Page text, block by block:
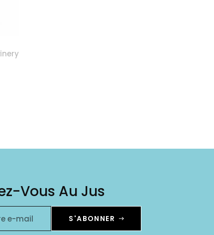
Vous Au Jus
e-mail S'ABONNER